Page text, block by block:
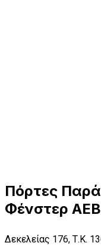
Πόρτες
Φένστερ
Δεκελείας 176, Τ.Κ.